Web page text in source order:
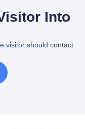
Into
visitor should contact